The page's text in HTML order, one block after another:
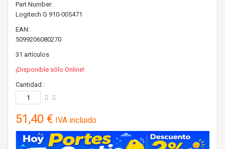
Part Number:
Logitech G 910-005471
EAN:
5099206080270
31 artículos
¡Disponible sólo Online!
Cantidad :
51,40 € IVA incluido